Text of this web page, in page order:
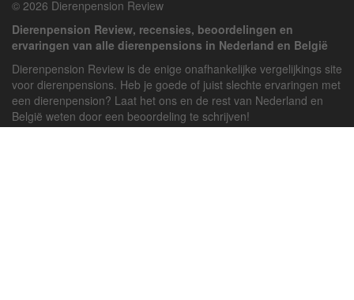
© 2026 Dierenpension Review
Dierenpension Review, recensies, beoordelingen en
ervaringen van alle dierenpensions in Nederland en België
Dierenpension Review is de enige onafhankelijke vergelijkings site
voor dierenpensions. Heb je goede of juist slechte ervaringen met
een dierenpension? Laat het ons en de rest van Nederland en
België weten door een beoordeling te schrijven!